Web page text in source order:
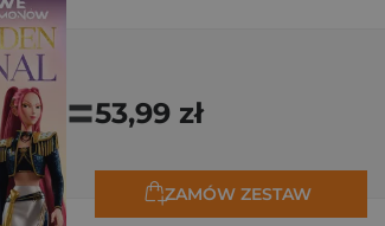
=53,99 zł
ZAMÓW ZESTAW